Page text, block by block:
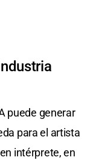
puede generar
para el artista
intérprete, en